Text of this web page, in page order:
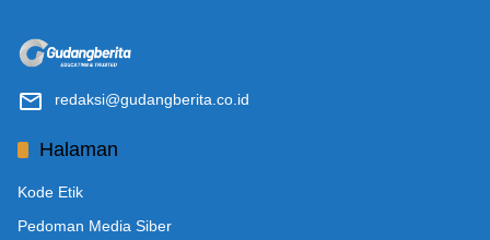
redaksi@gudangberita.co.id
Halaman
Kode Etik
Pedoman Media Siber